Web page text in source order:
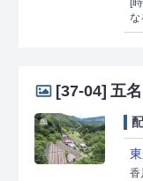
な
[37-04] 五名
香